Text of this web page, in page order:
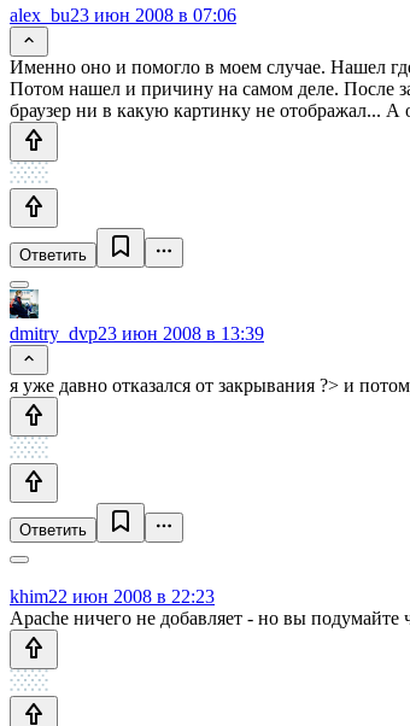
alex_bu23 июн 2008 в 07:06
Именно оно и помогло в моем случае. Нашел
Потом нашел и причину на самом деле. После
браузер ни в какую картинку не отображал...
Ответить
dmitry_dvp23 июн 2008 в 13:39
я уже давно отказался от закрывания ?> и
Ответить
khim22 июн 2008 в 22:23
Apache ничего не добавляет - но вы подумайте